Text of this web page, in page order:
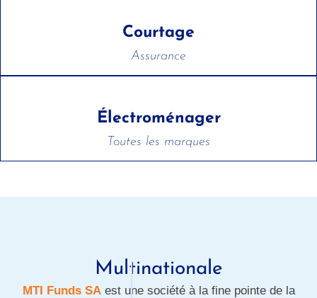
Courtage
Assurance
Électroménager
Toutes les marques
Multinationale
MTI Funds SAest une société à la fine pointe de la